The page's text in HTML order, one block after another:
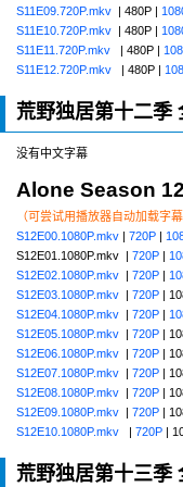
S11E09.720P.mkv | 480P |
S11E10.720P.mkv | 480P |
S11E11.720P.mkv | 480P |
S11E12.720P.mkv | 480P |
荒野独居第十二季
没有中文字幕
Alone Season
（可尝试用播放器自动加载字
S12E00.1080P.mkv | 720P |
S12E01.1080P.mkv | 720P |
S12E02.1080P.mkv | 720P |
S12E03.1080P.mkv | 720P |
S12E04.1080P.mkv | 720P |
S12E05.1080P.mkv | 720P |
S12E06.1080P.mkv | 720P |
S12E07.1080P.mkv | 720P |
S12E08.1080P.mkv | 720P |
S12E09.1080P.mkv | 720P |
S12E10.1080P.mkv | 720P |
荒野独居第十三季